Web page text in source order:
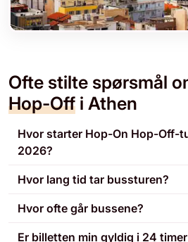
Ofte stilte spørsmål
Hop-Off i Athen
Hvor starter Hop-On Hop-Off-
2026?
Hvor lang tid tar bussturen?
Hvor ofte går bussene?
Er billetten min gyldig i 24